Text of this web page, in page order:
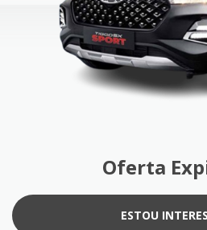
Oferta
ESTOU